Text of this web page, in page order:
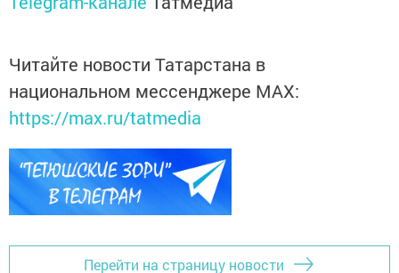
Читайте новости Татарстана в
национальном мессенджере MАХ:
https://max.ru/tatmedia
Перейти на страницу новости